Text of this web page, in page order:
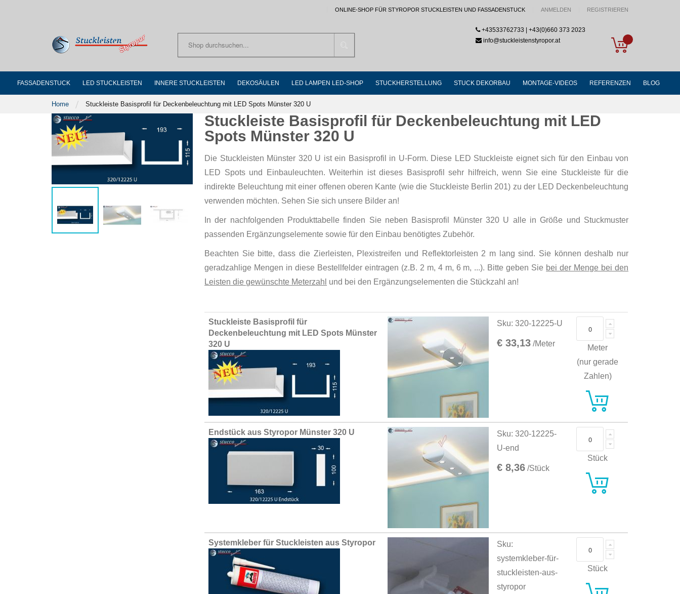
ONLINE-SHOP FÜR STYROPOR STUCKLEISTEN UND FASSADENSTUCK ANMELDEN REGISTRIEREN
My Cart
+43533762733 | +43(0)660 373 2023
info@stuckleistenstyropor.at
FASSADENSTUCK LED STUCKLEISTEN INNERE STUCKLEISTEN DEKOSÄULEN LED LAMPEN LED-SHOP STUCKHERSTELLUNG STUCK DEKORBAU MONTAGE-VIDEOS REFERENZEN BLOG
Home Stuckleiste Basisprofil für Deckenbeleuchtung mit LED Spots Münster 320 U
Stuckleiste Basisprofil für Deckenbeleuchtung mit LED
Spots Münster 320 U
Die Stuckleisten Münster 320 U ist ein Basisprofil in U-Form. Diese LED Stuckleiste eignet sich für den Einbau von
LED Spots und Einbauleuchten. Weiterhin ist dieses Basisprofil sehr hilfreich, wenn Sie eine Stuckleiste für die
indirekte Beleuchtung mit einer offenen oberen Kante (wie die Stuckleiste Berlin 201) zu der LED Deckenbeleuchtung
verwenden möchten. Sehen Sie sich unsere Bilder an!
In der nachfolgenden Produkttabelle finden Sie neben Basisprofil Münster 320 U alle in Größe und Stuckmuster
passenden Ergänzungselemente sowie für den Einbau benötigtes Zubehör.
Beachten Sie bitte, dass die Zierleisten, Plexistreifen und Reflektorleisten 2 m lang sind. Sie können deshalb nur
geradzahlige Mengen in diese Bestellfelder eintragen (z.B. 2 m, 4 m, 6 m, ...). Bitte geben Sie bei der Menge bei den
Leisten die gewünschte Meterzahl und bei den Ergänzungselementen die Stückzahl an!
Grouped
product
items
Stuckleiste Basisprofil für
Deckenbeleuchtung mit LED Spots Münster
320 U
Sku: 320-12225-U
€ 33,13 /Meter
Meter
(nur gerade
Zahlen)
Endstück aus Styropor Münster 320 U
Sku: 320-12225-
U-end
€ 8,36 /Stück
Stück
Systemkleber für Stuckleisten aus Styropor
Sku:
systemkleber-für-
stuckleisten-aus-
styropor
Stück